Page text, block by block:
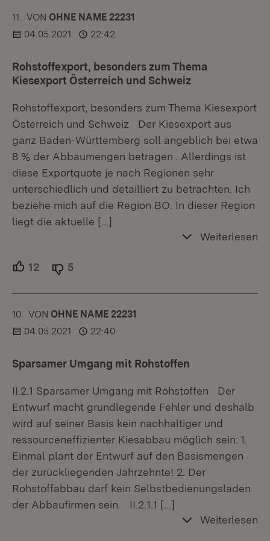
11. KOMMENTAR
VON :OHNE NAME 22231
04.05.2021
22:42
Rohstoffexport, besonders zum Thema
Kiesexport Österreich und Schweiz
Rohstoffexport, besonders zum Thema Kiesexport
Österreich und Schweiz Der Kiesexport aus
ganz Baden-Württemberg soll angeblich bei etwa
8 % der Abbaumengen betragen . Allerdings ist
diese Exportquote je nach Regionen sehr
unterschiedlich und detailliert zu betrachten. Ich
beziehe mich auf die Region BO. In dieser Region
liegt die aktuelle […]
Weiterlesen
12 Unterstützer.
5
10. KOMMENTAR
VON :OHNE NAME 22231
04.05.2021
22:40
Sparsamer Umgang mit Rohstoffen
II.2.1 Sparsamer Umgang mit Rohstoffen Der
Entwurf macht grundlegende Fehler und deshalb
wird auf seiner Basis kein nachhaltiger und
ressourceneffizienter Kiesabbau möglich sein: 1.
Einmal plant der Entwurf auf den Basismengen
der zurückliegenden Jahrzehnte! 2. Der
Rohstoffabbau darf kein Selbstbedienungsladen
der Abbaufirmen sein. II.2.1.1 […]
Weiterlesen